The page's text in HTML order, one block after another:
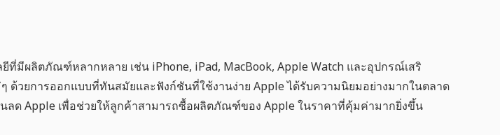
ที่มีผลิตภัณฑ์หลากหลาย เช่น iPhone, iPad, MacBook, Apple Watch และอุปกรณ์เสริ
วยการออกแบบที่ทันสมัยและฟังก์ชันที่ใช้งานง่าย Apple ได้รับความนิยมอย่างมากในตลาด
ลด Apple เพื่อช่วยให้ลูกค้าสามารถซื้อผลิตภัณฑ์ของ Apple ในราคาที่คุ้มค่ามากยิ่งขึ้น